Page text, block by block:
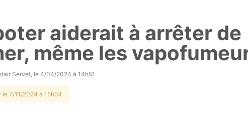
aiderait à arrêter de
même les
Servet , le 4/04/2024 à 14h51
le 7/11/2024 à 15h54